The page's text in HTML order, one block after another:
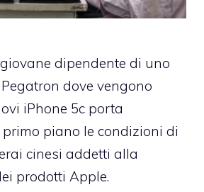
dipendente di uno
dove vengono
iPhone 5c porta
piano le condizioni di
cinesi addetti alla
prodotti Apple.